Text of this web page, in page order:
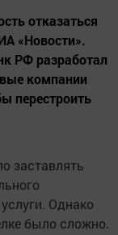
отказаться
«Новости».
РФ разработал
компании
перестроить
заставлять
Однако
было сложно.